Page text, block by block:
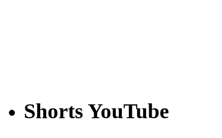
Shorts YouTube